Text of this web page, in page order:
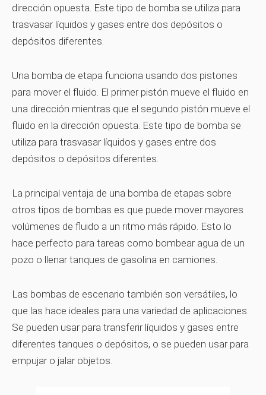
dirección opuesta. Este tipo de bomba se utiliza para
trasvasar líquidos y gases entre dos depósitos o
depósitos diferentes.
Una bomba de etapa funciona usando dos pistones
para mover el fluido. El primer pistón mueve el fluido en
una dirección mientras que el segundo pistón mueve el
fluido en la dirección opuesta. Este tipo de bomba se
utiliza para trasvasar líquidos y gases entre dos
depósitos o depósitos diferentes.
La principal ventaja de una bomba de etapas sobre
otros tipos de bombas es que puede mover mayores
volúmenes de fluido a un ritmo más rápido. Esto lo
hace perfecto para tareas como bombear agua de un
pozo o llenar tanques de gasolina en camiones.
Las bombas de escenario también son versátiles, lo
que las hace ideales para una variedad de aplicaciones.
Se pueden usar para transferir líquidos y gases entre
diferentes tanques o depósitos, o se pueden usar para
empujar o jalar objetos.